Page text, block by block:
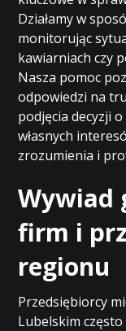
Działamy w
monitorując
kawiarniach czy
Nasza pomoc
odpowiedzi na
podjęcia decyzji
własnych
zrozumienia i
Wywiad
firm i
regionu
Przedsiębiorcy
Lubelskim